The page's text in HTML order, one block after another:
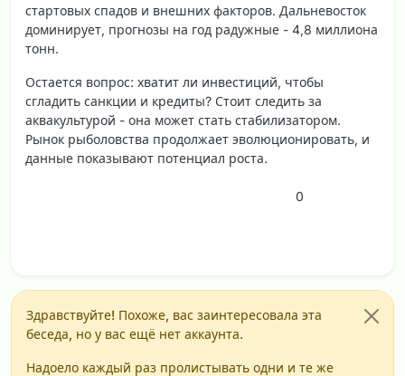
стартовых спадов и внешних факторов. Дальневосток
доминирует, прогнозы на год радужные - 4,8 миллиона
тонн.
Остается вопрос: хватит ли инвестиций, чтобы
сгладить санкции и кредиты? Стоит следить за
аквакультурой - она может стать стабилизатором.
Рынок рыболовства продолжает эволюционировать, и
данные показывают потенциал роста.
0
Здравствуйте! Похоже, вас заинтересовала эта
беседа, но у вас ещё нет аккаунта.
Надоело каждый раз пролистывать одни и те же